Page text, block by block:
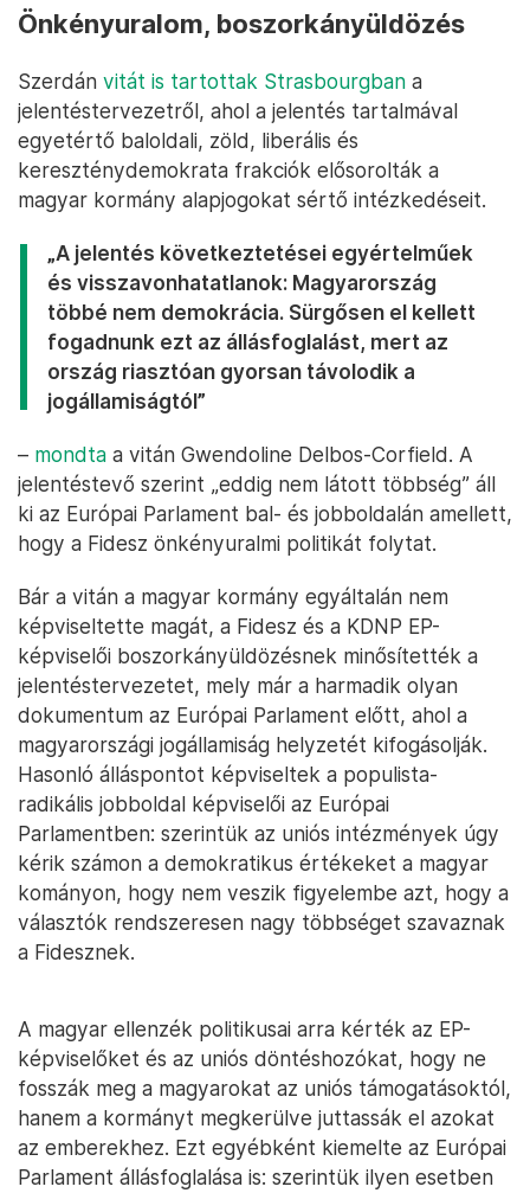
Önkényuralom, boszorkányüldözés
Szerdán vitát is tartottak Strasbourgban a
jelentéstervezetről, ahol a jelentés tartalmával
egyetértő baloldali, zöld, liberális és
kereszténydemokrata frakciók elősorolták a
magyar kormány alapjogokat sértő intézkedéseit.
„A jelentés következtetései egyértelműek
és visszavonhatatlanok: Magyarország
többé nem demokrácia. Sürgősen el kellett
fogadnunk ezt az állásfoglalást, mert az
ország riasztóan gyorsan távolodik a
jogállamiságtól”
– mondta a vitán Gwendoline Delbos-Corfield. A
jelentéstevő szerint „eddig nem látott többség” áll
ki az Európai Parlament bal- és jobboldalán amellett,
hogy a Fidesz önkényuralmi politikát folytat.
Bár a vitán a magyar kormány egyáltalán nem
képviseltette magát, a Fidesz és a KDNP EP-
képviselői boszorkányüldözésnek minősítették a
jelentéstervezetet, mely már a harmadik olyan
dokumentum az Európai Parlament előtt, ahol a
magyarországi jogállamiság helyzetét kifogásolják.
Hasonló álláspontot képviseltek a populista-
radikális jobboldal képviselői az Európai
Parlamentben: szerintük az uniós intézmények úgy
kérik számon a demokratikus értékeket a magyar
kományon, hogy nem veszik figyelembe azt, hogy a
választók rendszeresen nagy többséget szavaznak
a Fidesznek.
A magyar ellenzék politikusai arra kérték az EP-
képviselőket és az uniós döntéshozókat, hogy ne
fosszák meg a magyarokat az uniós támogatásoktól,
hanem a kormányt megkerülve juttassák el azokat
az emberekhez. Ezt egyébként kiemelte az Európai
Parlament állásfoglalása is: szerintük ilyen esetben